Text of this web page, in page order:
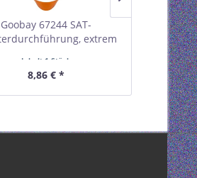
Goobay 67244 SAT-
extrem
Inhalt 1 Stück
8,86 € *
flach (0,3